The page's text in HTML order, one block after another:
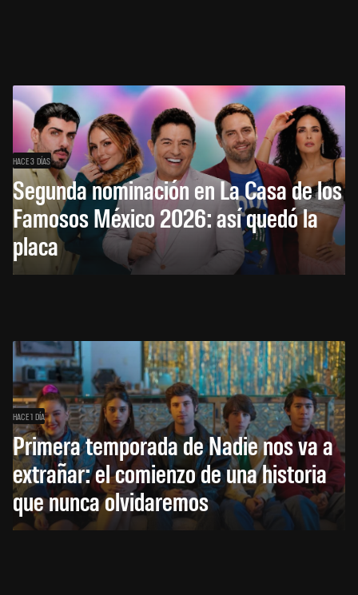
HACE 3 DÍAS
Segunda nominación en La Casa de los
Famosos México 2026: así quedó la
placa
HACE 1 DÍA
Primera temporada de Nadie nos va a
extrañar: el comienzo de una historia
que nunca olvidaremos